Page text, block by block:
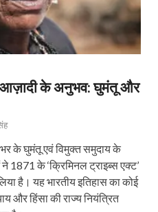
आज़ादी के अनुभव: घुमंतू और
के घुमंतू एवं विमुक्त समुदाय के
1871 के ‘क्रिमिनल ट्राइब्स एक्ट’
है। यह भारतीय इतिहास का कोई
और हिंसा की राज्य नियंत्रित